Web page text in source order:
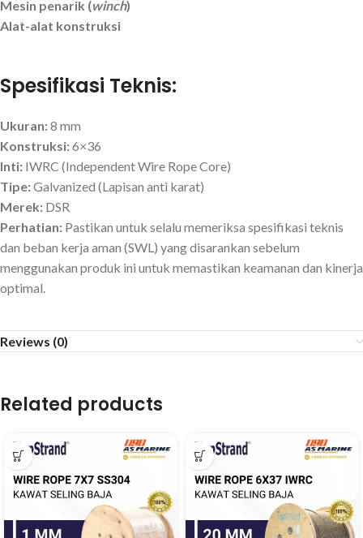
Mesin penarik (winch)
Alat-alat konstruksi
Spesifikasi Teknis:
Ukuran:8 mm
Konstruksi:6×36
Inti: IWRC (Independent Wire Rope Core)
Tipe:Galvanized (Lapisan anti karat)
Merek: DSR
Perhatian: Pastikan untuk selalu memeriksa spesifikasi teknis
dan beban kerja aman (SWL) yang disarankan sebelum
menggunakan produk ini untuk memastikan keamanan dan kinerja
optimal.
Reviews (0)
Related products